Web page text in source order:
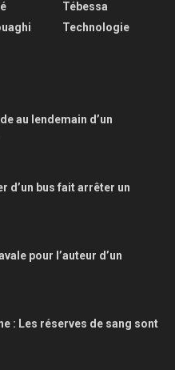
Tébessa
Technologie
au lendemain d’un
d’un bus fait arrêter un
pour l’auteur d’un
: Les réserves de sang sont